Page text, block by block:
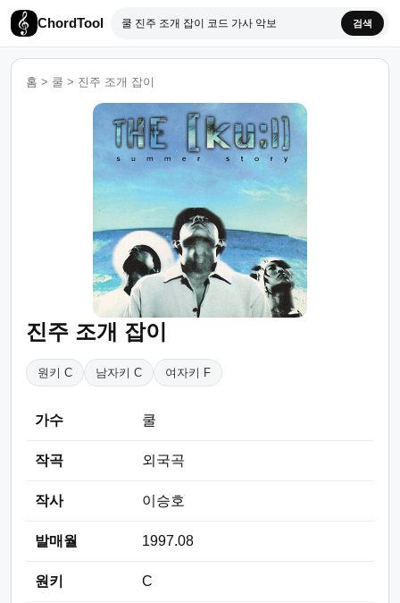
ChordTool 검색
홈 > 쿨 > 진주 조개 잡이
진주 조개 잡이
원키 C 남자키 C 여자키 F
가수 쿨
작곡 외국곡
작사 이승호
발매월 1997.08
원키 C